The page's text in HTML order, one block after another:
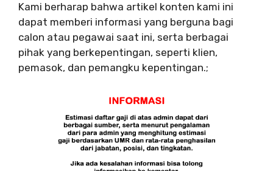
Kami berharap bahwa artikel konten kami ini
dapat memberi informasi yang berguna bagi
calon atau pegawai saat ini, serta berbagai
pihak yang berkepentingan, seperti klien,
pemasok, dan pemangku kepentingan.;